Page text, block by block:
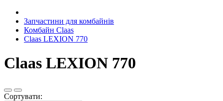
Запчастини для комбайнів
Комбайн Claas
Claas LEXION 770
Claas LEXION 770
Сортувати: